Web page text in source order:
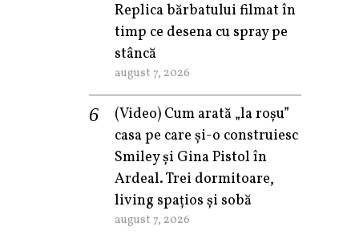
Replica bărbatului filmat în
timp ce desena cu spray pe
stâncă
august 7, 2026
(Video) Cum arată „la roşu”
casa pe care şi-o construiesc
Smiley şi Gina Pistol în
Ardeal. Trei dormitoare,
living spațios și sobă
august 7, 2026